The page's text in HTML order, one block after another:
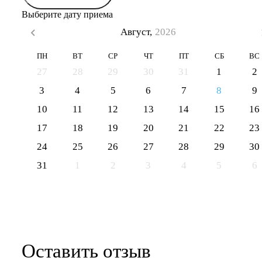
Выберите дату приема
Август, 2026
ПН ВТ СР ЧТ ПТ СБ ВС
27 28 29 30 31 1
2
3
4 5 6 7 8
9
10
11 12 13 14 15
16
17
18 19 20 21 22
23
24
25 26 27 28 29
30
31
1 2 3 4 5 6
Оставить отзыв